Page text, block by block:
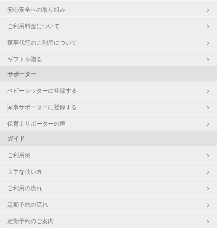
安心安全への取り組み
ご利用料金について
家事代行のご利用について
ギフトを贈る
サポーター
ベビーシッターに登録する
家事サポーターに登録する
保育士サポーターの声
ガイド
ご利用例
上手な使い方
ご利用の流れ
定期予約の流れ
定期予約のご案内